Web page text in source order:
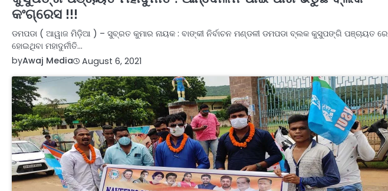
କଂଗ୍ରେସ !!!
ଡମପଡା ( ଆୱାଜ ମିଡ଼ିଆ ) – ସୁବ୍ରତ କୁମାର ନାୟକ : ବାଙ୍କୀ ନିର୍ବାଚନ ମଣ୍ଡଳୀ ଡମପଡା ବ୍ଲକ କୁସୁପଙ୍ଗି ପଞ୍ଚାୟତ ରେ
ହୋଇଥିବା ମହାଦୁର୍ନୀତି…
byAwaj Media August 6, 2021